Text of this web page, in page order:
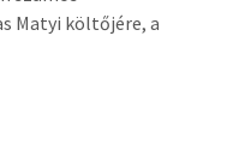
Matyi költőjére, a